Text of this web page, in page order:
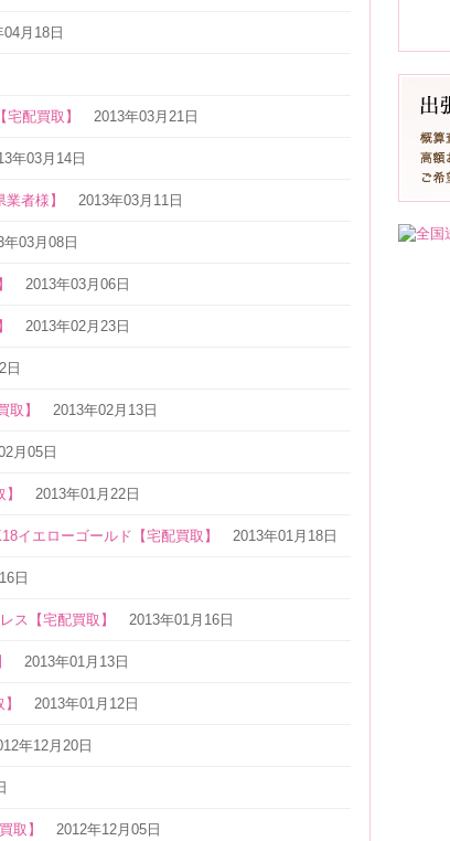
月18日
配買取】 2013年03月21日
年03月14日
者様】 2013年03月11日
年03月08日
2013年03月06日
2013年02月23日
日
】 2013年02月13日
月05日
2013年01月22日
イエローゴールド【宅配買取】 2013年01月18日
日
ス【宅配買取】 2013年01月16日
2013年01月13日
2013年01月12日
年12月20日
取】 2012年12月05日